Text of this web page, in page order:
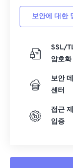
보안에 대한
SSL/
암호화
보안
센터
접근
입증